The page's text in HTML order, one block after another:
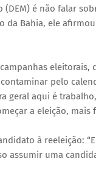
é não falar
Bahia, ele
eleitorais,
pelo
geral aqui é
a eleição, mais
à reeleição:
assumir uma